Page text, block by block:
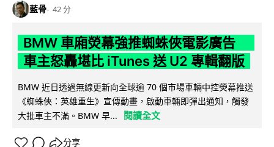
藍骨 42 分
BMW 車廂熒幕強推蜘蛛俠電影廣告
車主怒轟堪比 iTunes 送 U2 專輯翻版
BMW 近日透過無線更新向全球逾 70 個市場車輛中控熒幕推送
《蜘蛛俠：英雄重生》宣傳動畫，啟動車輛即彈出通知，觸發
大批車主不滿。BMW 早...
閱讀全文
分享